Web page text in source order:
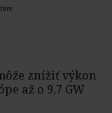
znížiť výkon
až o 9,7 GW